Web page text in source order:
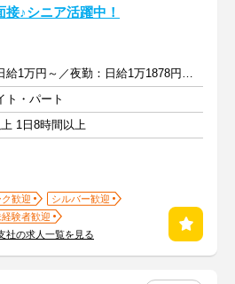
接♪シニア活躍中！
ト・パート
1日8時間以上
歓迎
シルバー歓迎
経験者歓迎
の求人一覧を見る